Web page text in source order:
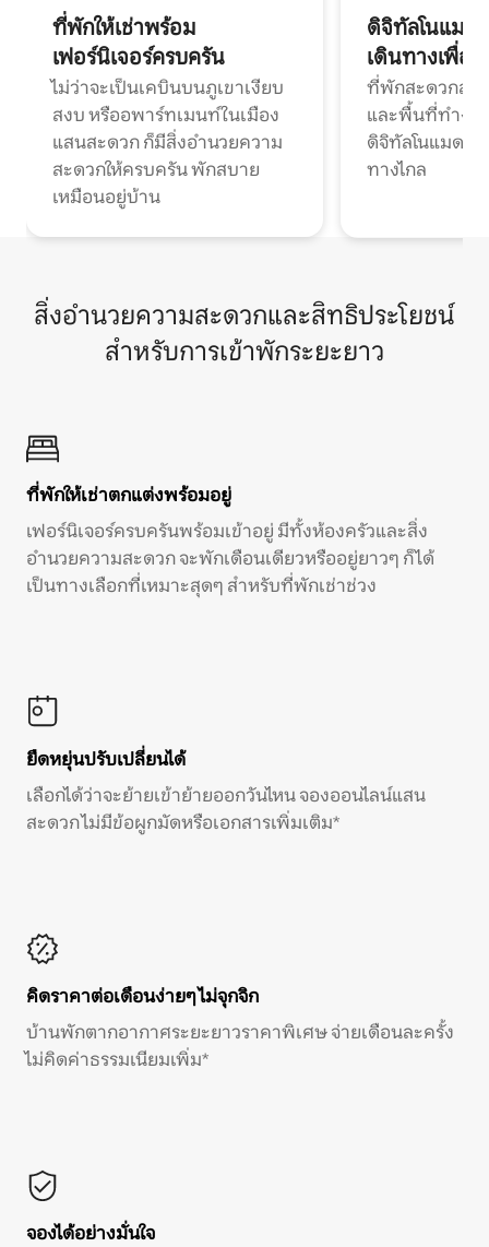
ที่พักให้เช่าพร้อม
เฟอร์นิเจอร์ครบครัน
ไม่ว่าจะเป็นเคบินบนภูเขาเงียบ
สงบ หรืออพาร์ทเมนท์ในเมือง
แสนสะดวก ก็มีสิ่งอำนวยความ
สะดวกให้ครบครัน พักสบาย
เหมือนอยู่บ้าน
ดิจิทัลโนแมด
เดินทางเพื่อ
ที่พักสะดวกสบ
และพื้นที่ทำงา
ดิจิทัลโนแมดแ
ทางไกล
สิ่งอำนวยความสะดวกและสิทธิประโยชน์
สำหรับการเข้าพักระยะยาว
ที่พักให้เช่าตกแต่งพร้อมอยู่
เฟอร์นิเจอร์ครบครันพร้อมเข้าอยู่ มีทั้งห้องครัวและสิ่ง
อำนวยความสะดวก จะพักเดือนเดียวหรืออยู่ยาวๆ ก็ได้
เป็นทางเลือกที่เหมาะสุดๆ สำหรับที่พักเช่าช่วง
ยืดหยุ่นปรับเปลี่ยนได้
เลือกได้ว่าจะย้ายเข้าย้ายออกวันไหน จองออนไลน์แสน
สะดวก ไม่มีข้อผูกมัดหรือเอกสารเพิ่มเติม*
คิดราคาต่อเดือนง่ายๆ ไม่จุกจิก
บ้านพักตากอากาศระยะยาวราคาพิเศษ จ่ายเดือนละครั้ง
ไม่คิดค่าธรรมเนียมเพิ่ม*
จองได้อย่างมั่นใจ